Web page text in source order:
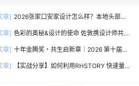
章] 2026张家口安家设计怎么样？本地头部全
章] 色彩的奥秘&设计的使命 佐敦携设计师共探
章] 十年金腾奖・共生启新章｜2026 第十届金
章]
【实战分享】如何利用RHSTORY 快速量